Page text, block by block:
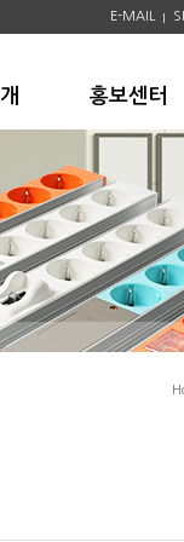
E-MAIL
홍보센터